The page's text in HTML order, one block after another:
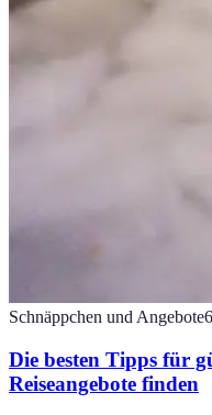
Schnäppchen und Angebote6
Die besten Tipps für
Reiseangebote finden